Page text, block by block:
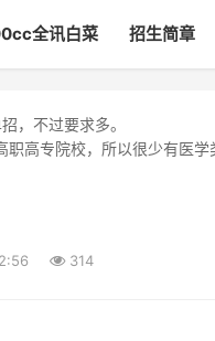
全讯白菜 招生简章
，不过要求多。
职高专院校，所以很少有医学
314